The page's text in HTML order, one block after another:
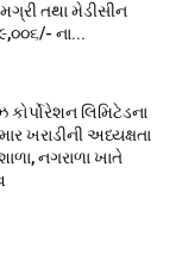
તથા મેડીસીન
ના...
લિમિટેડના
ખરાડીની અધ્યક્ષતા
નગરાળા ખાતે